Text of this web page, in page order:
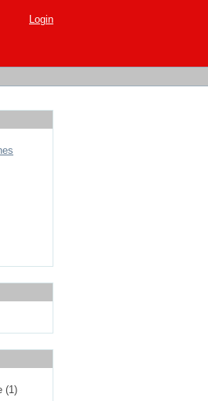
Login
(1)